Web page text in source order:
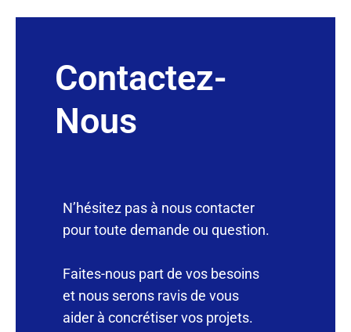
Contactez-
Nous
N’hésitez pas à nous contacter
pour toute demande ou question.
Faites-nous part de vos besoins
et nous serons ravis de vous
aider à concrétiser vos projets.